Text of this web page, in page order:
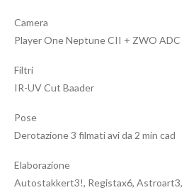
Camera
Player One Neptune CII + ZWO ADC
Filtri
IR-UV Cut Baader
Pose
Derotazione 3 filmati avi da 2 min cad
Elaborazione
Autostakkert3!, Registax6, Astroart3,